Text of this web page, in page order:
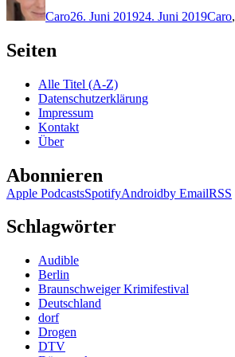
Caro26. Juni 201924. Juni 2019Caro,
Seiten
Alle Titel (A-Z)
Datenschutzerklärung
Impressum
Kontakt
Über
Abonnieren
Apple PodcastsSpotifyAndroidby EmailRSS
Schlagwörter
Audible
Berlin
Braunschweiger Krimifestival
Deutschland
dorf
Drogen
DTV